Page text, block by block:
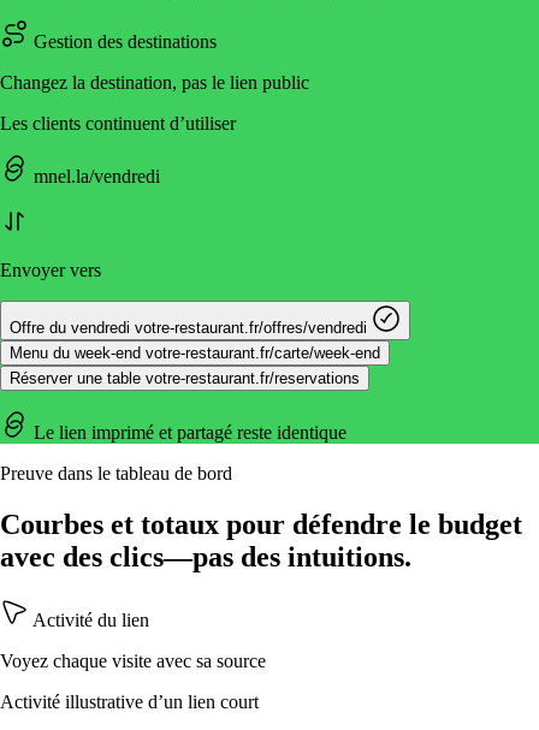
Gestion des destinations
Changez la destination, pas le lien public
Les clients continuent d’utiliser
mnel.la/vendredi
Envoyer vers
Offre du vendredi votre-restaurant.fr/offres/vendredi
Menu du week-end votre-restaurant.fr/carte/week-end
Réserver une table votre-restaurant.fr/reservations
Le lien imprimé et partagé reste identique
Preuve dans le tableau de bord
Courbes et totaux pour défendre le budget
avec des clics—pas des intuitions.
Activité du lien
Voyez chaque visite avec sa source
Activité illustrative d’un lien court